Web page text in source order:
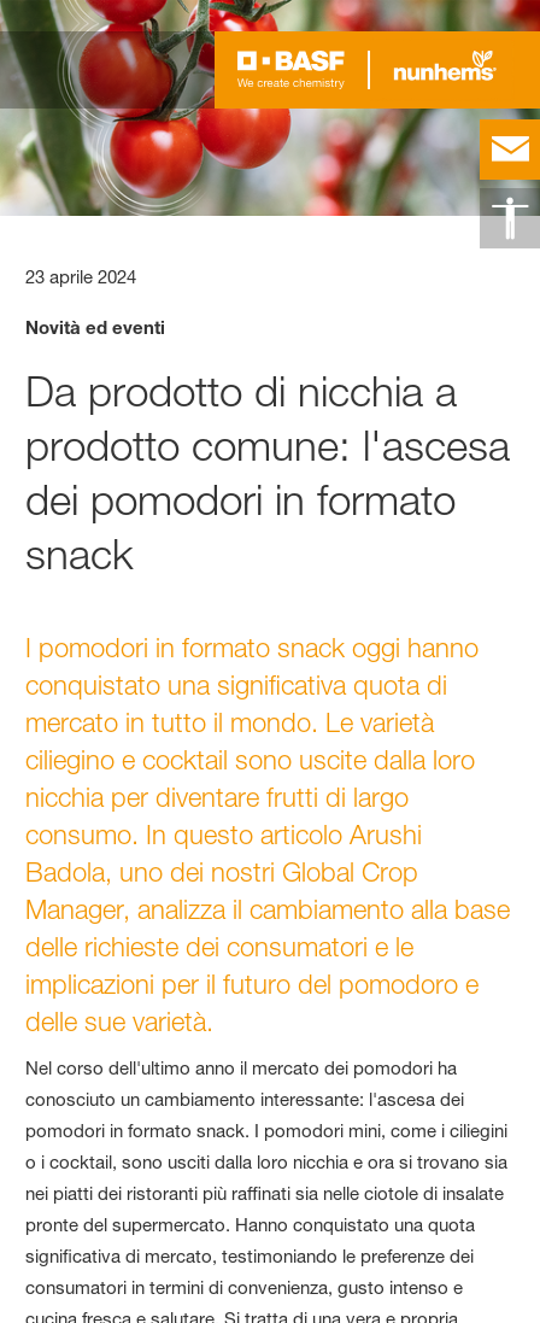
23 aprile 2024
Novità ed eventi
Da prodotto di nicchia a
prodotto comune: l'ascesa
dei pomodori in formato
snack
I pomodori in formato snack oggi hanno
conquistato una significativa quota di
mercato in tutto il mondo. Le varietà
ciliegino e cocktail sono uscite dalla loro
nicchia per diventare frutti di largo
consumo. In questo articolo Arushi
Badola, uno dei nostri Global Crop
Manager, analizza il cambiamento alla base
delle richieste dei consumatori e le
implicazioni per il futuro del pomodoro e
delle sue varietà.
Nel corso dell'ultimo anno il mercato dei pomodori ha
conosciuto un cambiamento interessante: l'ascesa dei
pomodori in formato snack. I pomodori mini, come i ciliegini
o i cocktail, sono usciti dalla loro nicchia e ora si trovano sia
nei piatti dei ristoranti più raffinati sia nelle ciotole di insalate
pronte del supermercato. Hanno conquistato una quota
significativa di mercato, testimoniando le preferenze dei
consumatori in termini di convenienza, gusto intenso e